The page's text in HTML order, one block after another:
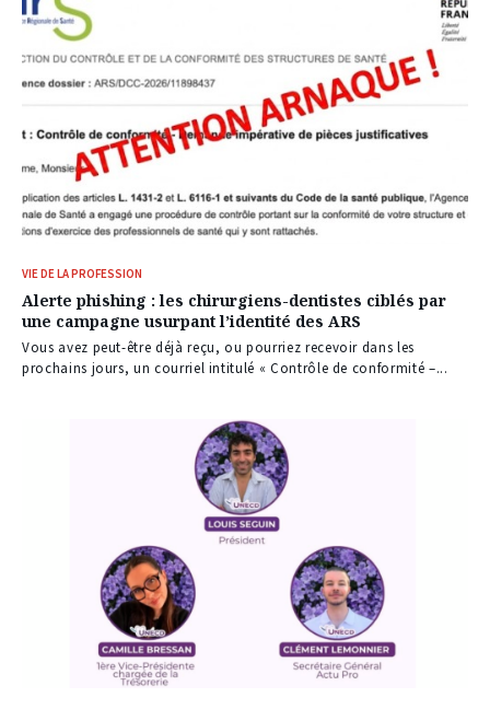
VIE DE LA PROFESSION
Alerte phishing : les chirurgiens-dentistes ciblés par
une campagne usurpant l’identité des ARS
Vous avez peut-être déjà reçu, ou pourriez recevoir dans les
prochains jours, un courriel intitulé « Contrôle de conformité –...